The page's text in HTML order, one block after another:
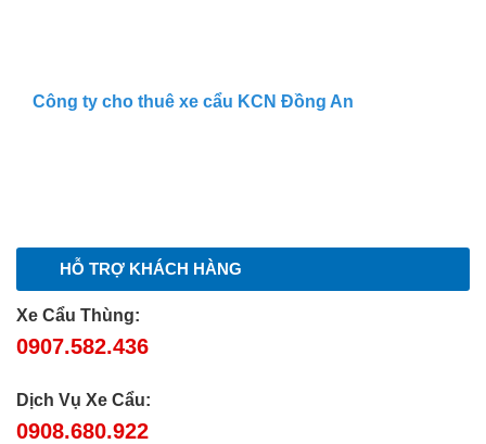
HỖ TRỢ KHÁCH HÀNG
Xe Cẩu Thùng:
0907.582.436
Dịch Vụ Xe Cẩu:
0908.680.922
Công ty cho thuê xe cẩu KCN Đồng An